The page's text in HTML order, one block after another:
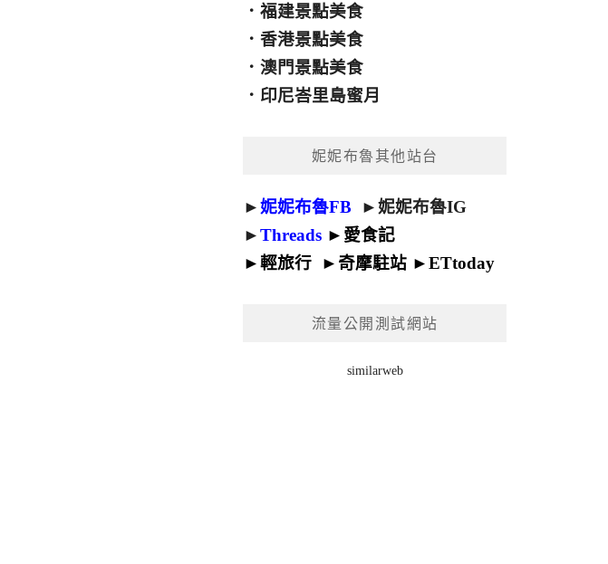
．福建景點美食
．香港景點美食
．澳門景點美食
． 印尼峇里島蜜月
妮妮布魯其他站台
►妮妮布魯FB ►妮妮布魯IG
►Threads ► 愛食記
►輕旅行 ► 奇摩駐站 ►ETtoday
流量公開測試網站
similarweb